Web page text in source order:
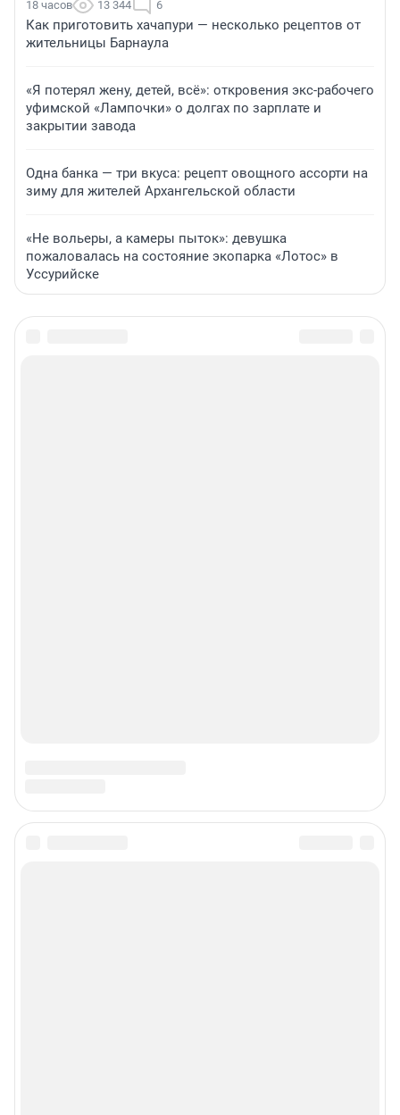
18 часов 13 344 6
Как приготовить хачапури — несколько рецептов от
жительницы Барнаула
«Я потерял жену, детей, всё»: откровения экс-рабочего
уфимской «Лампочки» о долгах по зарплате и
закрытии завода
Одна банка — три вкуса: рецепт овощного ассорти на
зиму для жителей Архангельской области
«Не вольеры, а камеры пыток»: девушка
пожаловалась на состояние экопарка «Лотос» в
Уссурийске